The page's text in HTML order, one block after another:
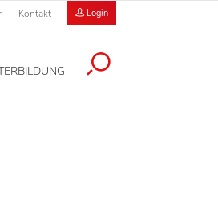
Kontakt Login